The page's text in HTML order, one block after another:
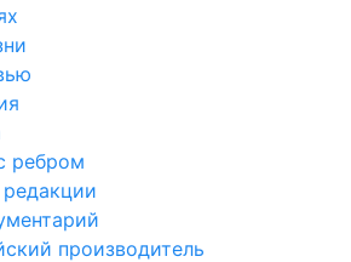
ребром
производитель